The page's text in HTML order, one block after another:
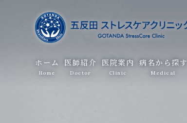
ホーム
Home
医師紹介
Doctor
医院案内
Clinic
病名から探す
Medical